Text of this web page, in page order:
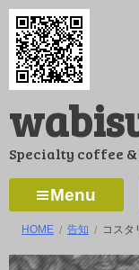
コ
ン
ツ
ス
ッ
Specialty coffee
Menu
HOME 告知 コス